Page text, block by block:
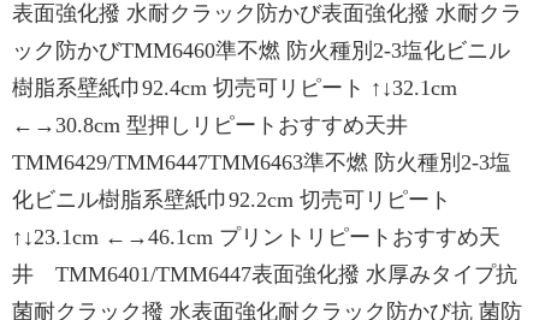
表面強化撥 水耐クラック防かび表面強化撥 水耐クラ
ック防かびTMM6460準不燃 防火種別2-3塩化ビニル
樹脂系壁紙巾92.4cm 切売可リピート ↑↓32.1cm
←→30.8cm 型押しリピートおすすめ天井
TMM6429/TMM6447TMM6463準不燃 防火種別2-3塩
化ビニル樹脂系壁紙巾92.2cm 切売可リピート
↑↓23.1cm ←→46.1cm プリントリピートおすすめ天
井 TMM6401/TMM6447表面強化撥 水厚みタイプ抗
菌耐クラック撥 水表面強化耐クラック防かび抗 菌防